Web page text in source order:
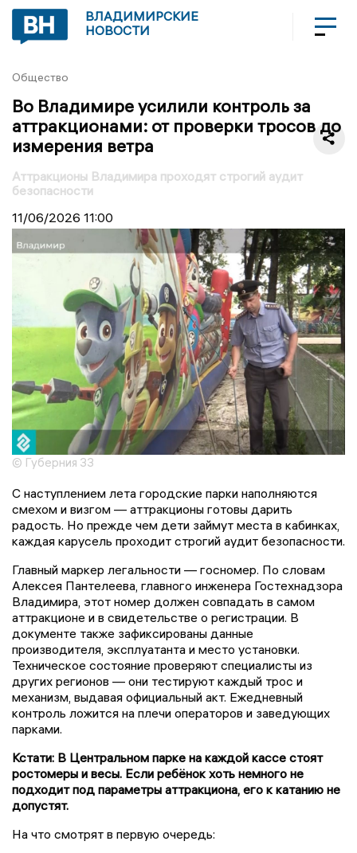
ВЛАДИМИРСКИЕ
НОВОСТИ
Общество
Во Владимире усилили контроль за
аттракционами: от проверки тросов до
измерения ветра
Аттракционы Владимира проходят строгий аудит
безопасности
11/06/2026 11:00
© Губерния 33
С наступлением лета городские парки наполняются
смехом и визгом — аттракционы готовы дарить
радость. Но прежде чем дети займут места в кабинках,
каждая карусель проходит строгий аудит безопасности.
Главный маркер легальности — госномер. По словам
Алексея Пантелеева, главного инженера Гостехнадзора
Владимира, этот номер должен совпадать в самом
аттракционе и в свидетельстве о регистрации. В
документе также зафиксированы данные
производителя, эксплуатанта и место установки.
Техническое состояние проверяют специалисты из
других регионов — они тестируют каждый трос и
механизм, выдавая официальный акт. Ежедневный
контроль ложится на плечи операторов и заведующих
парками.
Кстати: В Центральном парке на каждой кассе стоят
ростомеры и весы. Если ребёнок хоть немного не
подходит под параметры аттракциона, его к катанию не
допустят.
На что смотрят в первую очередь: